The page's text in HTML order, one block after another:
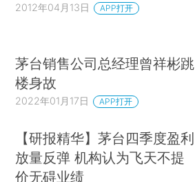
2012年04月13日 APP打开
茅台销售公司总经理曾祥彬跳
楼身故
2022年01月17日 APP打开
【研报精华】茅台四季度盈利
放量反弹 机构认为飞天不提
价无碍业绩